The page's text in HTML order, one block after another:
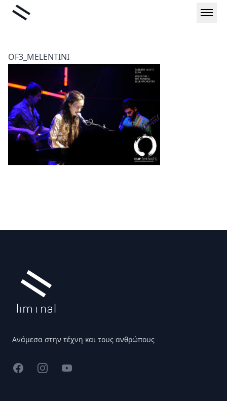
Μετάβαση
Liminal
OF3_MELENTINI
Ανάμεσα στην τέχνη και τους ανθρώπους
FacebookInstagramYouTube